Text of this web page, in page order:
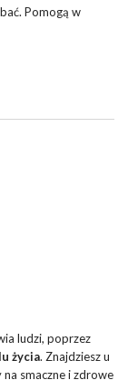
Pomogą w
ludzi, poprzez
życia. Znajdziesz u
smaczne i zdrowe